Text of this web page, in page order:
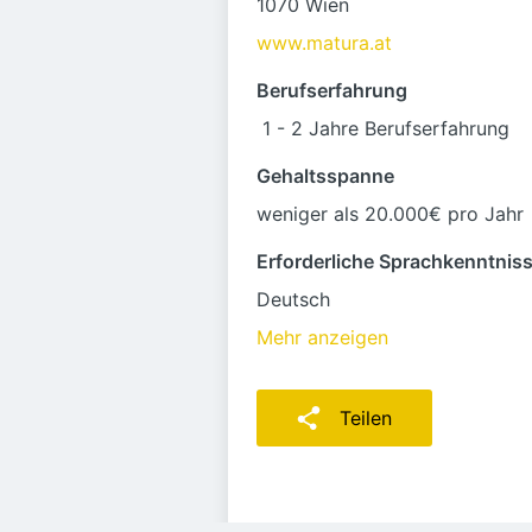
1070 Wien
www.matura.at
Berufserfahrung
1 - 2 Jahre Berufserfahrung
Gehaltsspanne
weniger als 20.000€ pro Jahr
Erforderliche
Deutsch
Mehr anzeigen
Teilen